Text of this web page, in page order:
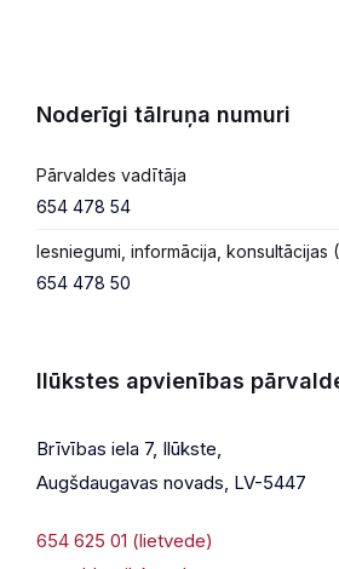
Noderīgi tālruņa numuri
Pārvaldes vadītāja
654 478 54
Iesniegumi, informācija, konsultācijas
654 478 50
Ilūkstes apvienības
Brīvības iela 7, Ilūkste,
Augšdaugavas novads, LV-5447
654 625 01 (lietvede)